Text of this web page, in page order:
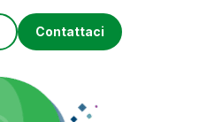
Contattaci